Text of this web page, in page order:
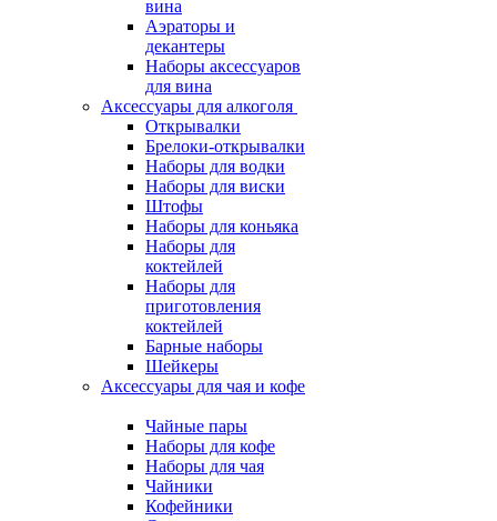
вина
Аэраторы и
декантеры
Наборы аксессуаров
для вина
Аксессуары для алкоголя
Открывалки
Брелоки-открывалки
Наборы для водки
Наборы для виски
Штофы
Наборы для коньяка
Наборы для
коктейлей
Наборы для
приготовления
коктейлей
Барные наборы
Шейкеры
Аксессуары для чая и кофе
Чайные пары
Наборы для кофе
Наборы для чая
Чайники
Кофейники